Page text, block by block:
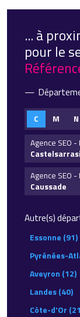
... à
pour le
C M N
Agence SEO
Agence SEO
Caussade
Autre(s)
Essonne (91)
Pyrénées-
Aveyron (12)
Landes (40)
Côte-d'Or